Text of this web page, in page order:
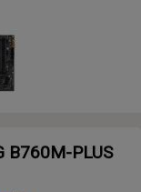
B760M-PLUS